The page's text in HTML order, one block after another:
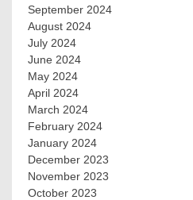
September 2024
August 2024
July 2024
June 2024
May 2024
April 2024
March 2024
February 2024
January 2024
December 2023
November 2023
October 2023